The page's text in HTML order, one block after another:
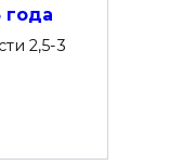
года
2,5-3